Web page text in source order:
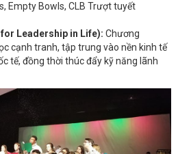
Empty Bowls, CLB Trượt tuyết
Leadership in Life): Chương
cạnh tranh, tập trung vào nền kinh tế
tế, đồng thời thúc đẩy kỹ năng lãnh